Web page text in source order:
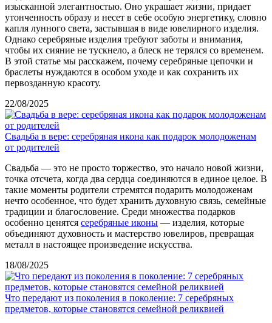
изысканной элегантностью. Оно украшает жизни, придает
утонченность образу и несет в себе особую энергетику, словно
капля лунного света, застывшая в виде ювелирного изделия.
Однако серебряные изделия требуют заботы и внимания,
чтобы их сияние не тускнело, а блеск не терялся со временем.
В этой статье мы расскажем, почему серебряные цепочки и
браслеты нуждаются в особом уходе и как сохранить их
первозданную красоту.
22/08/2025
Свадьба в вере: серебряная икона как подарок молодоженам
от родителей
Свадьба — это не просто торжество, это начало новой жизни,
точка отсчета, когда два сердца соединяются в единое целое. В
такие моменты родители стремятся подарить молодоженам
нечто особенное, что будет хранить духовную связь, семейные
традиции и благословение. Среди множества подарков
особенно ценятся серебряные иконы — изделия, которые
объединяют духовность и мастерство ювелиров, превращая
металл в настоящее произведение искусства.
18/08/2025
Что передают из поколения в поколение: 7 серебряных
предметов, которые становятся семейной реликвией